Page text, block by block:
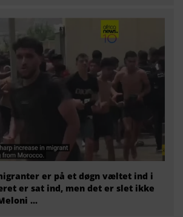
er på et døgn væltet ind i
er sat ind, men det er slet ikke
...